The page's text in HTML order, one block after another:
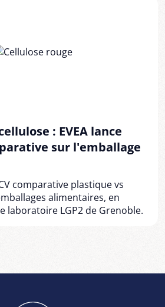
: EVEA lance
sur l'emballage
comparative plastique vs
alimentaires, en
laboratoire LGP2 de Grenoble.